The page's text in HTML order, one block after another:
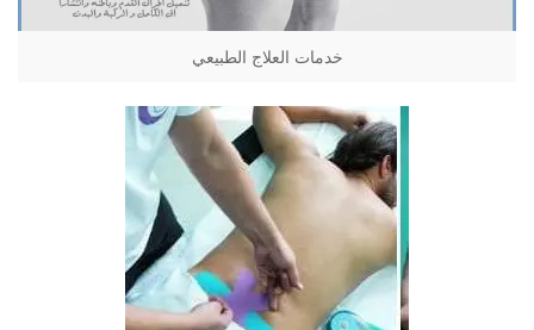
خدمات العلاج الطبيعي